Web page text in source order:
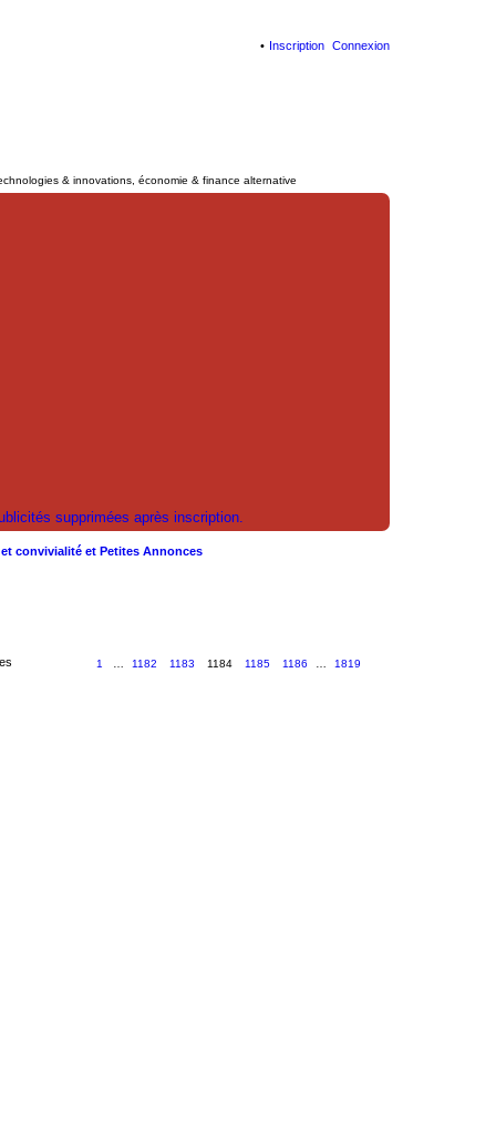
Connexion
Inscription
& innovations, économie & finance alternative
supprimées après inscription.
convivialité et Petites Annonces
1 1182 1183 1184 1185 1186 1819